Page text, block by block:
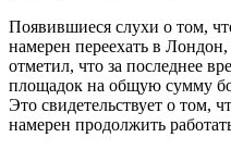
Появившиеся слухи о том,
намерен переехать в
отметил, что за последнее
площадок на общую сумму
Это свидетельствует о том,
намерен продолжить